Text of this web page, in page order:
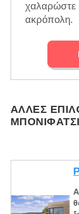
χαλαρώστε
ακρόπολη.
ΆΛΛΕΣ